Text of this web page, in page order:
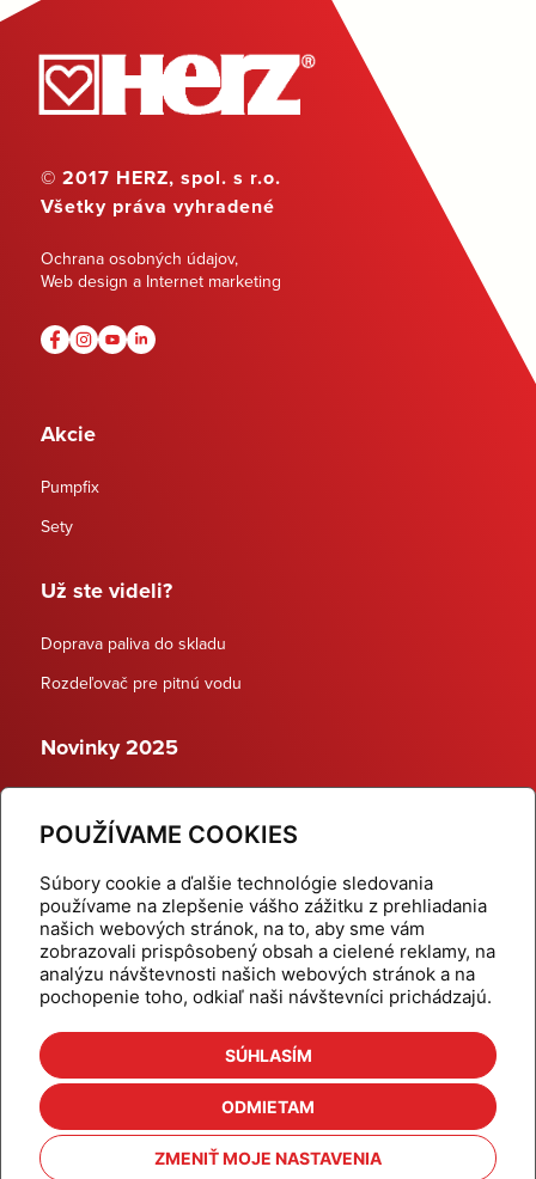
POUŽÍVAME COOKIES
Súbory cookie a ďalšie technológie sledovania
používame na zlepšenie vášho zážitku z prehliadania
našich webových stránok, na to, aby sme vám
zobrazovali prispôsobený obsah a cielené reklamy, na
analýzu návštevnosti našich webových stránok a na
pochopenie toho, odkiaľ naši návštevníci prichádzajú.
SÚHLASÍM
ODMIETAM
ZMENIŤ MOJE NASTAVENIA
© 2017 HERZ, spol. s r.o.
Všetky práva vyhradené
Ochrana osobných údajov,
Web design a Internet marketing
Akcie
Pumpfix
Sety
Už ste videli?
Doprava paliva do skladu
Rozdeľovač pre pitnú vodu
Novinky 2025
Dynamické termostatické ventily
Domov
Produkty
Aktuality
Odber šikovné tipy
Kalkulačky
Cenníky
Na stiahnutie
Referencie
Kontakt